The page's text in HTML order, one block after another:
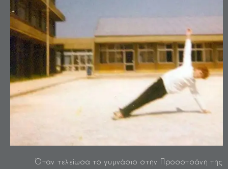
Όταν τελείωσα το γυμνάσιο στην Προσοτσάνη της